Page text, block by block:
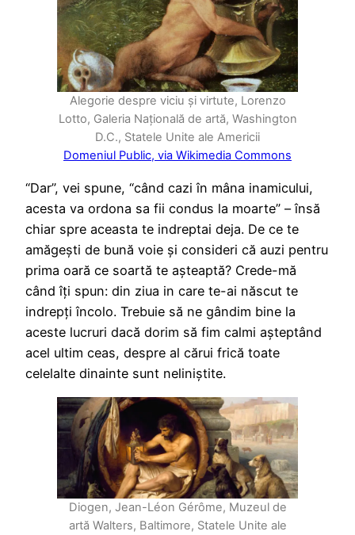
Alegorie despre viciu și virtute, Lorenzo
Lotto, Galeria Națională de artă, Washington
D.C., Statele Unite ale Americii
Domeniul Public, via Wikimedia Commons
“Dar”, vei spune, “când cazi în mâna inamicului,
acesta va ordona sa fii condus la moarte” – însă
chiar spre aceasta te indreptai deja. De ce te
amăgești de bună voie și consideri că auzi pentru
prima oară ce soartă te așteaptă? Crede-mă
când îți spun: din ziua in care te-ai născut te
indrepți încolo. Trebuie să ne gândim bine la
aceste lucruri dacă dorim să fim calmi așteptând
acel ultim ceas, despre al cărui frică toate
celelalte dinainte sunt neliniștite.
Diogen, Jean-Léon Gérôme, Muzeul de
artă Walters, Baltimore, Statele Unite ale